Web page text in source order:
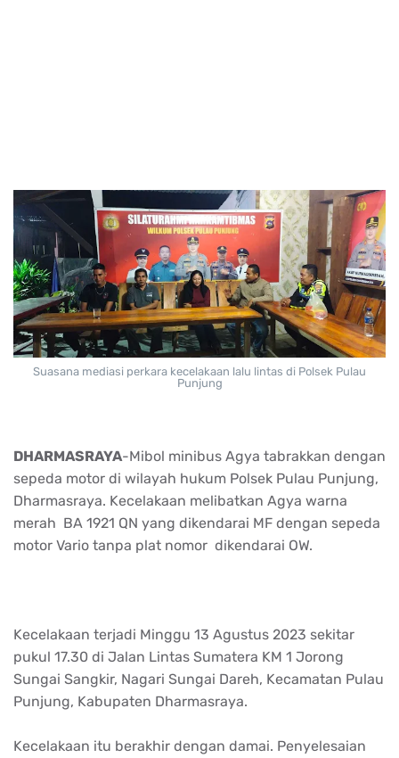
Suasana mediasi perkara kecelakaan lalu lintas di Polsek Pulau
Punjung
DHARMASRAYA-Mibol minibus Agya tabrakkan dengan
sepeda motor di wilayah hukum Polsek Pulau Punjung,
Dharmasraya. Kecelakaan melibatkan Agya warna
merah BA 1921 QN yang dikendarai MF dengan sepeda
motor Vario tanpa plat nomor dikendarai OW.
Kecelakaan terjadi Minggu 13 Agustus 2023 sekitar
pukul 17.30 di Jalan Lintas Sumatera KM 1 Jorong
Sungai Sangkir, Nagari Sungai Dareh, Kecamatan Pulau
Punjung, Kabupaten Dharmasraya.
Kecelakaan itu berakhir dengan damai. Penyelesaian